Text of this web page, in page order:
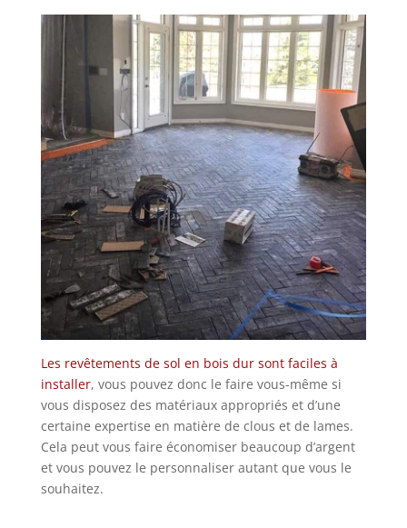
Les revêtements de sol en bois dur sont faciles à
installer, vous pouvez donc le faire vous-même si
vous disposez des matériaux appropriés et d’une
certaine expertise en matière de clous et de lames.
Cela peut vous faire économiser beaucoup d’argent
et vous pouvez le personnaliser autant que vous le
souhaitez.